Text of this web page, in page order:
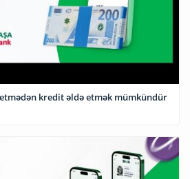
kredit əldə etmək mümkündür